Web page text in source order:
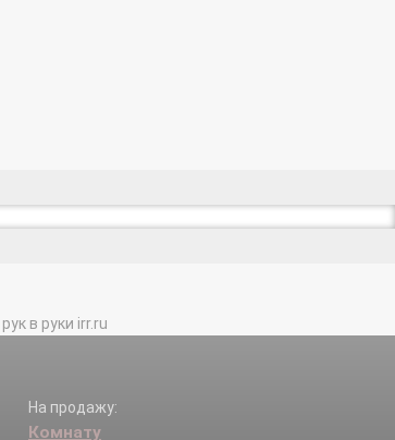
в руки irr.ru
На продажу:
Комнату